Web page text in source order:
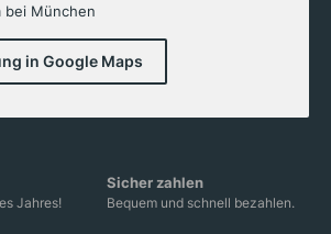
bei München
in Google Maps
Jahres!
Sicher zahlen
Bequem und schnell bezahlen.